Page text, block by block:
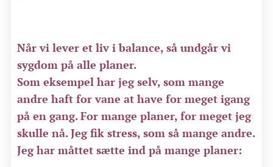
Når vi lever et liv i balance, så undgår vi
sygdom på alle planer.
Som eksempel har jeg selv, som mange
andre haft for vane at have for meget igang
på en gang. For mange planer, for meget jeg
skulle nå. Jeg fik stress, som så mange andre.
Jeg har måttet sætte ind på mange planer: